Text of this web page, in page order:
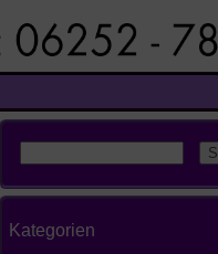
Kategorien